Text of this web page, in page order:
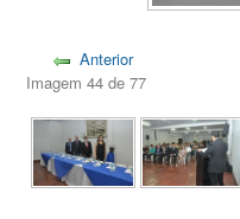
Anterior
Imagem 44 de 77